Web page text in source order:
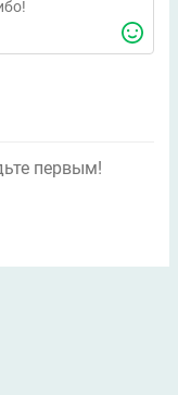
первым!